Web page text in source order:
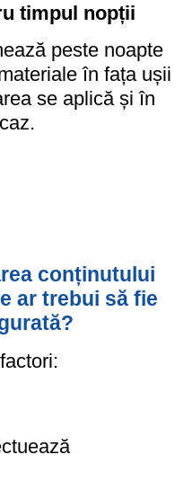
timpul nopții
peste noapte
în fața ușii
se aplică și în
conținutului
ar trebui să fie